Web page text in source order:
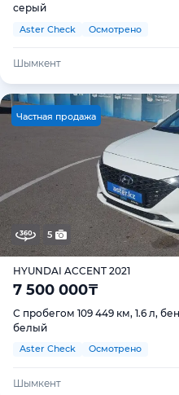
серый
Aster Check Осмотрено
Шымкент
Частная продажа
5
HYUNDAI ACCENT 2021
7 500 000₸
С пробегом 109 449 км, 1.6 л,
белый
Aster Check Осмотрено
Шымкент